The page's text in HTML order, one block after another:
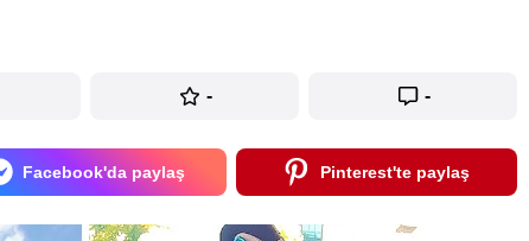
- -
Facebook'da paylaş Pinterest'te paylaş